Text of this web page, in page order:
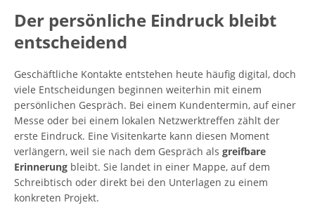
Der persönliche Eindruck bleibt
entscheidend
Geschäftliche Kontakte entstehen heute häufig digital, doch
viele Entscheidungen beginnen weiterhin mit einem
persönlichen Gespräch. Bei einem Kundentermin, auf einer
Messe oder bei einem lokalen Netzwerktreffen zählt der
erste Eindruck. Eine Visitenkarte kann diesen Moment
verlängern, weil sie nach dem Gespräch als greifbare
Erinnerung bleibt. Sie landet in einer Mappe, auf dem
Schreibtisch oder direkt bei den Unterlagen zu einem
konkreten Projekt.